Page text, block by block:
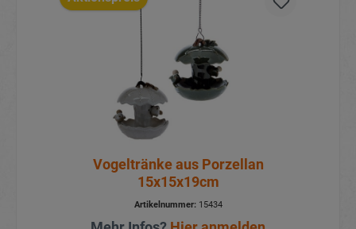
Vogeltränke aus Porzellan
15x15x19cm
Artikelnummer:15434